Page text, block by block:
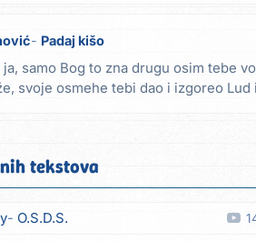
Padaj kišo
ja, samo Bog to zna drugu osim tebe
svoje osmehe tebi dao i izgoreo Lud i
tekstova
O.S.D.S.